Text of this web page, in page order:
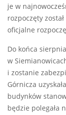
je w
rozpoczęty
oficjalne
Do końca
w
i zostanie
Górnicza
budynków
będzie polegała